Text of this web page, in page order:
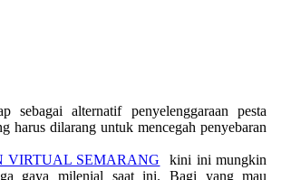
sebagai alternatif penyelenggaraan pesta
harus dilarang untuk mencegah penyebaran
VIRTUAL SEMARANG kini ini mungkin
gaya milenial saat ini. Bagi yang mau